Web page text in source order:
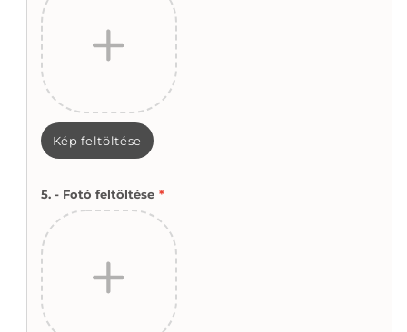
Kép feltöltése
5. - Fotó feltöltése *